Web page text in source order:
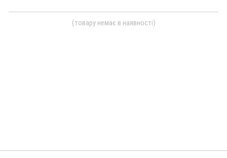
(товару немає в наявності)